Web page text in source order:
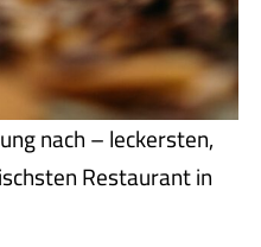
nach – leckersten,
Restaurant in